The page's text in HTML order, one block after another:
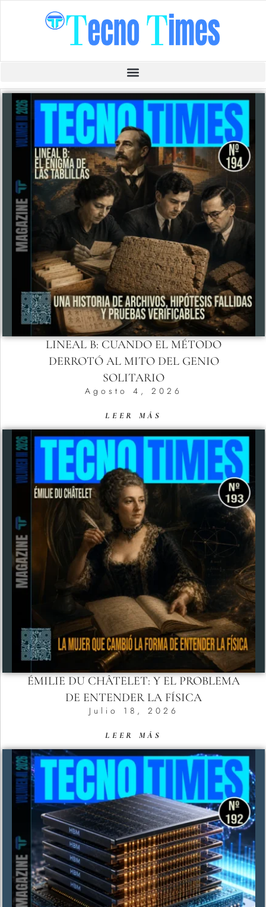
LINEAL B: CUANDO EL MÉTODO
DERROTÓ AL MITO DEL GENIO
SOLITARIO
Agosto 4, 2026
LEER MÁS
ÉMILIE DU CHÂTELET: Y EL PROBLEMA
DE ENTENDER LA FÍSICA
Julio 18, 2026
LEER MÁS